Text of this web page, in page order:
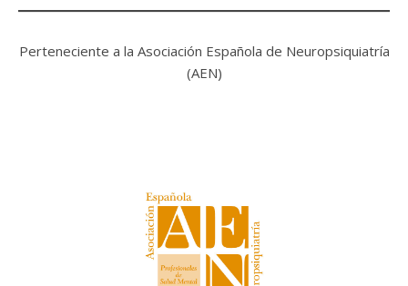
Perteneciente a la Asociación Española de Neuropsiquiatría
(AEN)